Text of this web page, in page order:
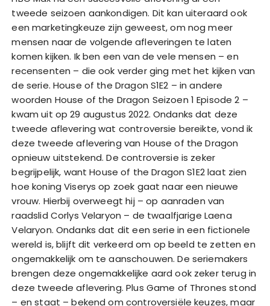
tweede seizoen aankondigen. Dit kan uiteraard ook
een marketingkeuze zijn geweest, om nog meer
mensen naar de volgende afleveringen te laten
komen kijken. Ik ben een van de vele mensen – en
recensenten – die ook verder ging met het kijken van
de serie. House of the Dragon S1E2 – in andere
woorden House of the Dragon Seizoen 1 Episode 2 –
kwam uit op 29 augustus 2022. Ondanks dat deze
tweede aflevering wat controversie bereikte, vond ik
deze tweede aflevering van House of the Dragon
opnieuw uitstekend. De controversie is zeker
begrijpelijk, want House of the Dragon S1E2 laat zien
hoe koning Viserys op zoek gaat naar een nieuwe
vrouw. Hierbij overweegt hij – op aanraden van
raadslid Corlys Velaryon – de twaalfjarige Laena
Velaryon. Ondanks dat dit een serie in een fictionele
wereld is, blijft dit verkeerd om op beeld te zetten en
ongemakkelijk om te aanschouwen. De seriemakers
brengen deze ongemakkelijke aard ook zeker terug in
deze tweede aflevering. Plus Game of Thrones stond
– en staat – bekend om controversiële keuzes, maar